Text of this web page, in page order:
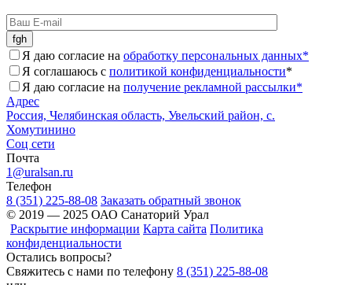
Я даю согласие на обработку персональных данных*
Я соглашаюсь с политикой конфиденциальности*
Я даю согласие на получение рекламной рассылки*
Адрес
Россия, Челябинская область, Увельский район, с.
Хомутинино
Соц сети
Почта
1@uralsan.ru
Телефон
8 (351) 225-88-08 Заказать обратный звонок
© 2019 — 2025 ОАО Санаторий Урал
Раскрытие информации Карта сайта Политика
конфиденциальности
Остались вопросы?
Свяжитесь с нами по телефону 8 (351) 225-88-08